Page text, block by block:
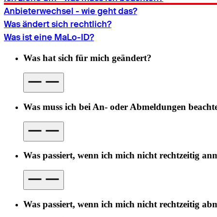
Anbieterwechsel - wie geht das?
Was ändert sich rechtlich?
Was ist eine MaLo-ID?
Was hat sich für mich geändert?
Was muss ich bei An- oder Abmeldungen
Was passiert, wenn ich mich nicht rechtzeitig
Was passiert, wenn ich mich nicht rechtzeitig